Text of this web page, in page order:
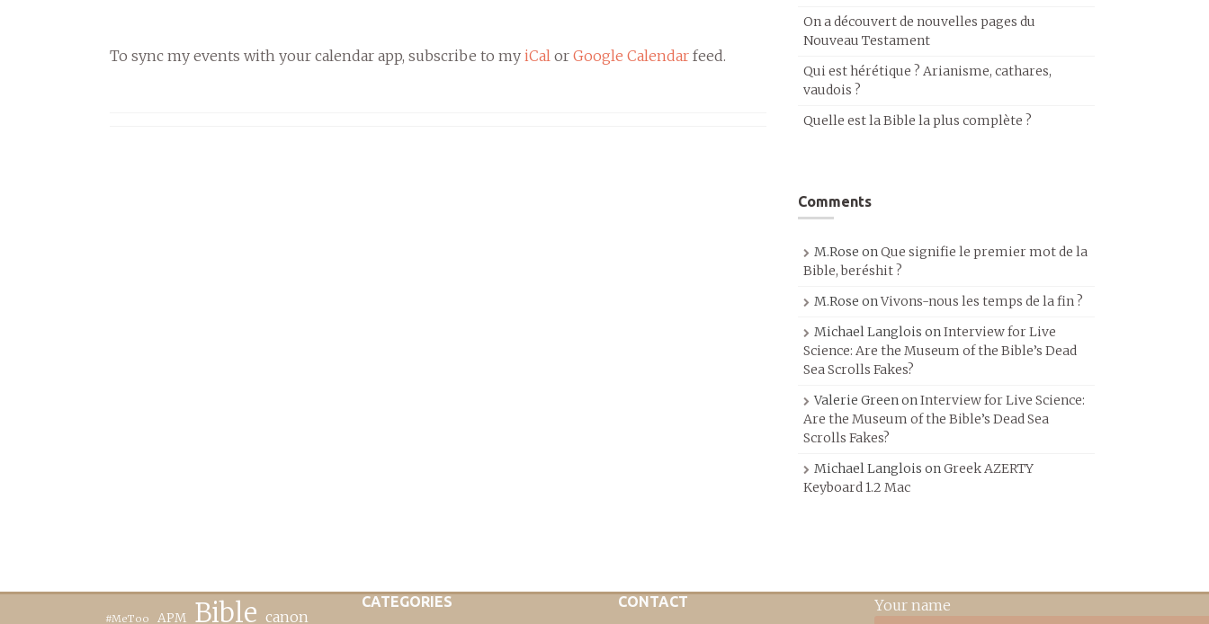
To sync my events with your calendar app, subscribe to my iCal or Google Calendar feed.
On a découvert de nouvelles pages du
Nouveau Testament
Qui est hérétique ? Arianisme, cathares,
vaudois ?
Quelle est la Bible la plus complète ?
Comments
M.Rose onQue signifie le premier mot de la
Bible, beréshit ?
M.Rose onVivons-nous les temps de la fin ?
Michael Langlois onInterview for Live
Science: Are the Museum of the Bible’s Dead
Sea Scrolls Fakes?
Valerie GreenonInterview for Live Science:
Are the Museum of the Bible’s Dead Sea
Scrolls Fakes?
Michael Langlois onGreek AZERTY
Keyboard 1.2 Mac
#MeToo APM Bible canon
CATEGORIES CONTACT Your name